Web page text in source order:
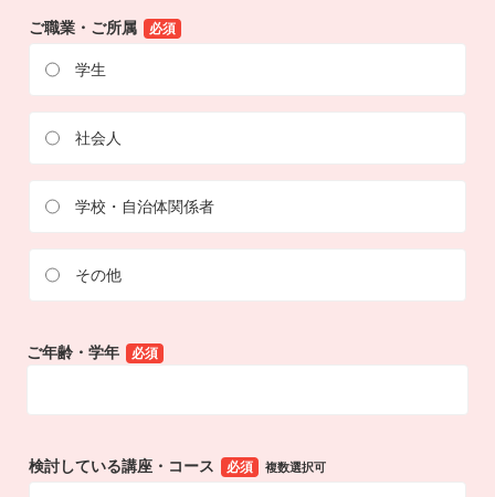
ご職業・ご所属 必須
学生
社会人
学校・自治体関係者
その他
ご年齢・学年 必須
検討している講座・コース 必須 複数選択可